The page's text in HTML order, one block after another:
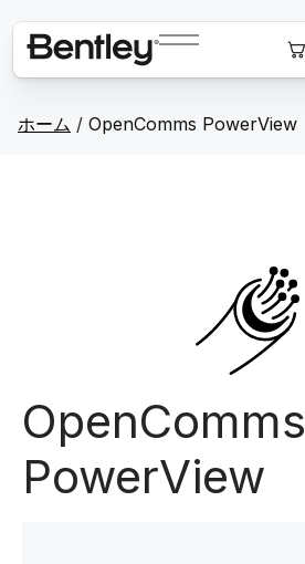
ホーム / OpenComms PowerView
OpenComms
PowerView